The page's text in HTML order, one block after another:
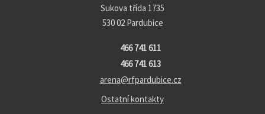
Sukova třída 1735
530 02 Pardubice
466 741 611
466 741 613
arena@rfpardubice.cz
Ostatní kontakty